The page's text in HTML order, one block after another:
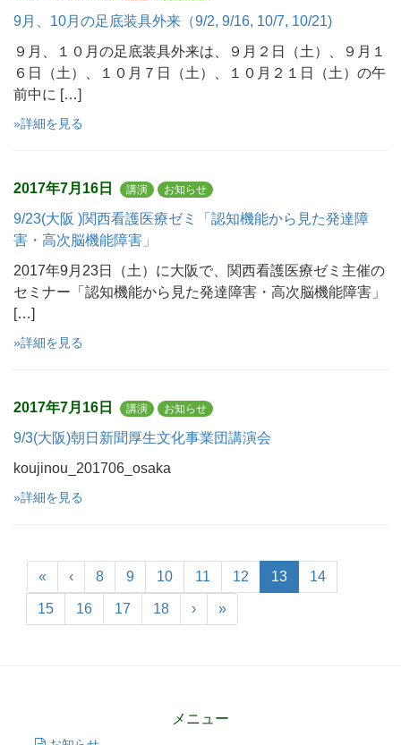
9月、10月の足底装具外来（9/2, 9/16, 10/7, 10/21)
９月、１０月の足底装具外来は、９月２日（土）、９月１
６日（土）、１０月７日（土）、１０月２１日（土）の午
前中に […]
»詳細を見る
2017年7月16日 講演 お知らせ
9/23(大阪 )関西看護医療ゼミ「認知機能から見た発達障
害・高次脳機能障害」
2017年9月23日（土）に大阪で、関西看護医療ゼミ主催の
セミナー「認知機能から見た発達障害・高次脳機能障害」
[…]
»詳細を見る
2017年7月16日 講演 お知らせ
9/3(大阪)朝日新聞厚生文化事業団講演会
koujinou_201706_osaka
»詳細を見る
« ‹ 8 9 10 11 12 13 14
15 16 17 18 › »
メニュー